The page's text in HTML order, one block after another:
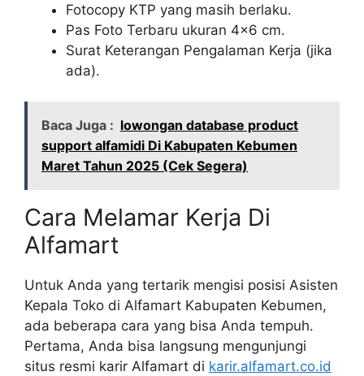
Fotocopy KTP yang masih berlaku.
Pas Foto Terbaru ukuran 4×6 cm.
Surat Keterangan Pengalaman Kerja (jika
ada).
Baca Juga : lowongan database product
support alfamidi Di Kabupaten Kebumen
Maret Tahun 2025 (Cek Segera)
Cara Melamar Kerja Di
Alfamart
Untuk Anda yang tertarik mengisi posisi Asisten
Kepala Toko di Alfamart Kabupaten Kebumen,
ada beberapa cara yang bisa Anda tempuh.
Pertama, Anda bisa langsung mengunjungi
situs resmi karir Alfamart di karir.alfamart.co.id